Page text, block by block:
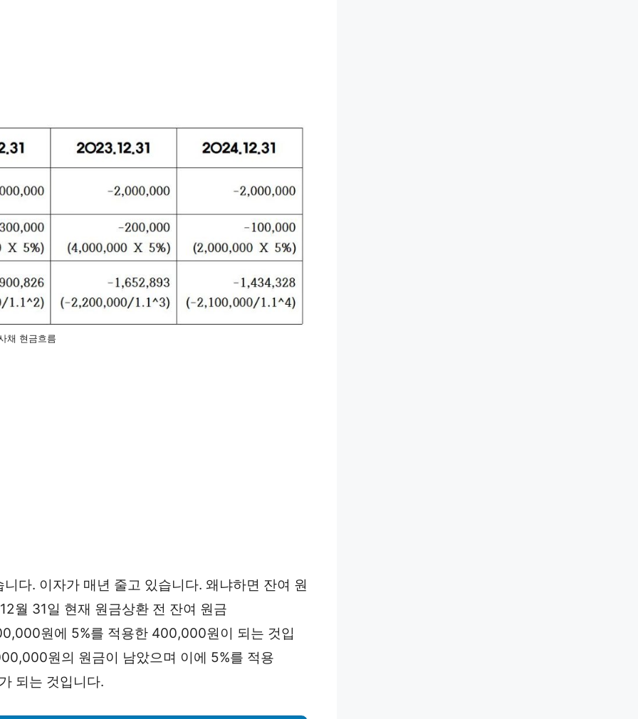
채 현금흐름
다. 이자가 매년 줄고 있습니다. 왜냐하면 잔여 원
월 31일 현재 원금상환 전 잔여 원금
원에 5%를 적용한 400,000원이 되는 것입
원의 원금이 남았으며 이에 5%를 적용
되는 것입니다.